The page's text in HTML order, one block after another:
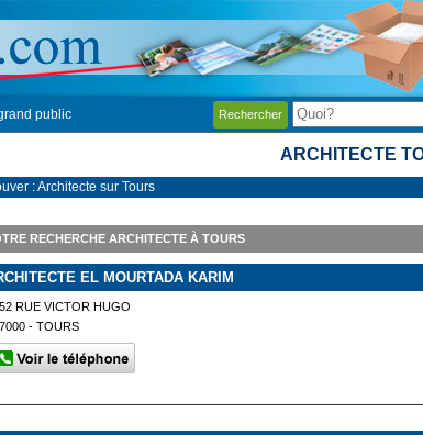
public Rechercher
ARCHITECTE
: Architecte sur Tours
RECHERCHE ARCHITECTE À TOURS
EL MOURTADA KARIM
RUE VICTOR HUGO
- TOURS